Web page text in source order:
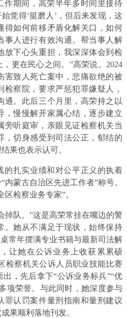
作期间，高荣半年多时间里接待
觉得‘挺磨人’，但后来发现，这
得如何前移矛盾化解关口，如何
事人进行有效沟通。帮当事人解
放下心头重担，我深深体会到检
更在民心之间。”高荣说。2024
害致人死亡案中，悲痛欲绝的被
察院，要求严惩犯罪嫌疑人，
通。此后三个月里，高荣持之以
，慢慢解开家属心结，逐步建立
旁听庭审，亲眼见证检察机关当
，切身感受到司法公正，郁结的
果也表示认可。
的扎实业绩和对公平正义的执着
内蒙古自治区先进工作者”称号。
检察业务专家”。
掉队。”这是高荣常挂在嘴边的警
。她从不满足于现状，始终保持
常年摆满专业书籍与最新司法解
让她在公诉业务上收获累累硕
检察机关公诉人员职业技能比赛
，先后拿下“公诉业务标兵”“优
项荣誉。与此同时，她深度参与
罪认罚案件量刑指南和量刑建议
果顺利落地刊发。